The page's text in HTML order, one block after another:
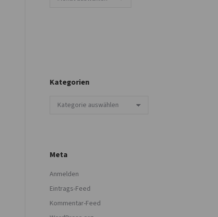
Kategorien
Kategorien
Meta
Anmelden
Eintrags-Feed
Kommentar-Feed